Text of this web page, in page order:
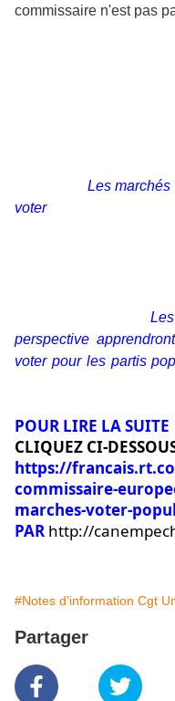
commissaire n'est pas
formulé : «"Les
voter"
reformuler ainsi : «"
perspective
voter pour les partis
POUR LIRE LA SUITE
CLIQUEZ CI-
https://
commissaire-
marches-voter-
PAR http://
#Notes d'information Cgt
Partager